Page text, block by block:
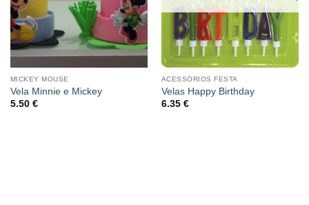
MICKEY MOUSE
Vela Minnie e Mickey
5.50 €
ACESSÓRIOS FESTA
Velas Happy Birthday
6.35 €